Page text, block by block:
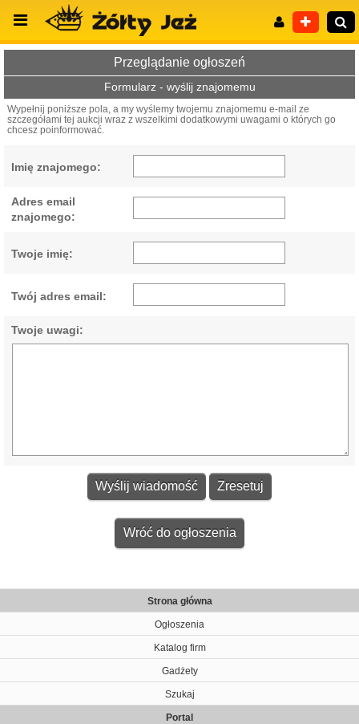
Wyszukiwanie zaawansowane
Przeglądanie ogłoszeń
Formularz - wyślij znajomemu
Wypełnij poniższe pola, a my wyślemy twojemu znajomemu e-mail ze
szczegółami tej aukcji wraz z wszelkimi dodatkowymi uwagami o których go
chcesz poinformować.
Imię znajomego:
Adres email
znajomego:
Twoje imię:
Twój adres email:
Twoje uwagi:
Wróć do ogłoszenia
Strona główna
Ogłoszenia
Katalog firm
Gadżety
Szukaj
Portal